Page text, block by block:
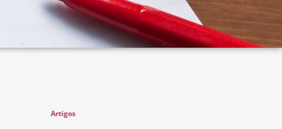
Artigos